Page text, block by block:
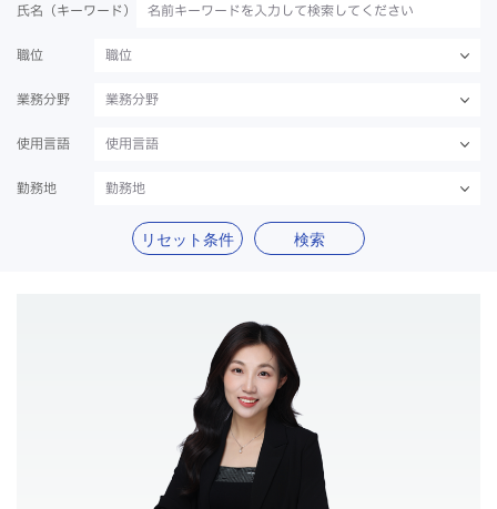
氏名（キーワード）
職位 職位
業務分野 業務分野
使用言語 使用言語
勤務地 勤務地
リセット条件 検索